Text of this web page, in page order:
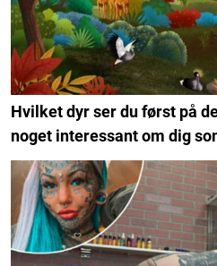
Hvilket dyr ser du først på
noget interessant om dig